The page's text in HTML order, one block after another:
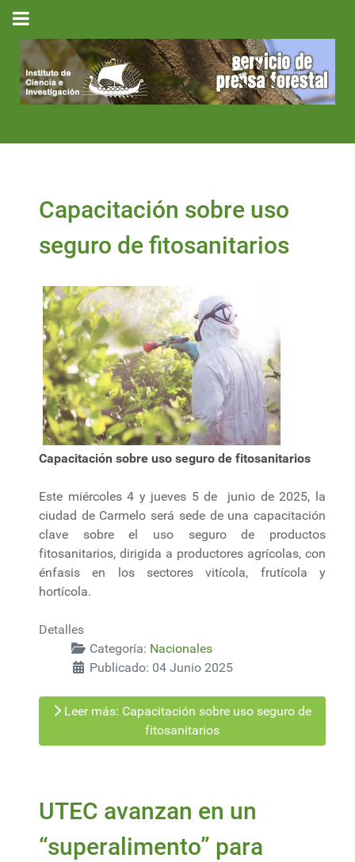
Capacitación sobre uso
seguro de fitosanitarios
Capacitación sobre uso seguro de fitosanitarios
Este miércoles 4 y jueves 5 de junio de 2025, la
ciudad de Carmelo será sede de una capacitación
clave sobre el uso seguro de productos
fitosanitarios, dirigida a productores agrícolas, con
énfasis en los sectores vitícola, frutícola y
hortícola.
Detalles
Categoría: Nacionales
Publicado: 04 Junio 2025
Leer más: Capacitación sobre uso seguro de
fitosanitarios
UTEC avanzan en un
“superalimento” para